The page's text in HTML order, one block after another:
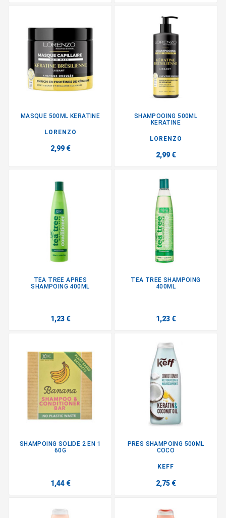
MASQUE 500ML KERATINE
LORENZO
2,99 €
SHAMPOOING 500ML
KERATINE
LORENZO
2,99 €
TEA TREE APRES
SHAMPOING 400ML
1,23 €
TEA TREE SHAMPOING
400ML
1,23 €
SHAMPOING SOLIDE 2 EN 1
60G
1,44 €
PRES SHAMPOING 500ML
COCO
KEFF
2,75 €